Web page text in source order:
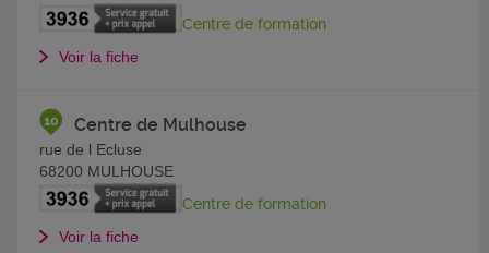
Centre de formation
Voir la fiche
Centre de Mulhouse
rue de l Ecluse
68200 MULHOUSE
Centre de formation
Voir la fiche